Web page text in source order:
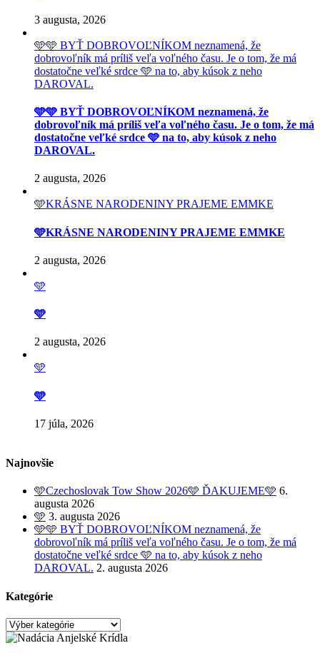
3 augusta, 2026
🩵🩵 BYŤ DOBROVOĽNÍKOM neznamená, že
dobrovoľník má príliš veľa voľného času. Je o tom, že má
dostatočne veľké srdce 🩵 na to, aby kúsok z neho
DAROVAL.
🩵🩵 BYŤ DOBROVOĽNÍKOM neznamená, že
dobrovoľník má príliš veľa voľného času. Je o tom, že má
dostatočne veľké srdce 🩵 na to, aby kúsok z neho
DAROVAL.
2 augusta, 2026
🩵KRÁSNE NARODENINY PRAJEME EMMKE
🩵KRÁSNE NARODENINY PRAJEME EMMKE
2 augusta, 2026
🩵
🩵
2 augusta, 2026
🩵
🩵
17 júla, 2026
Najnovšie
🩵Czechoslovak Tow Show 2026🩵 ĎAKUJEME🩵 6.
augusta 2026
🩵 3. augusta 2026
🩵🩵 BYŤ DOBROVOĽNÍKOM neznamená, že
dobrovoľník má príliš veľa voľného času. Je o tom, že má
dostatočne veľké srdce 🩵 na to, aby kúsok z neho
DAROVAL. 2. augusta 2026
Kategórie
Kategórie